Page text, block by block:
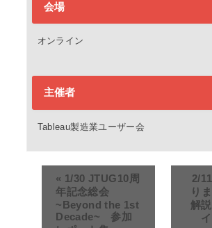
会場
オンライン
主催者
Tableau製造業ユーザー会
« 1/30 JTUG10周
年記念総会
~Beyond the 1st
Decade~ 参加
2/
り
解